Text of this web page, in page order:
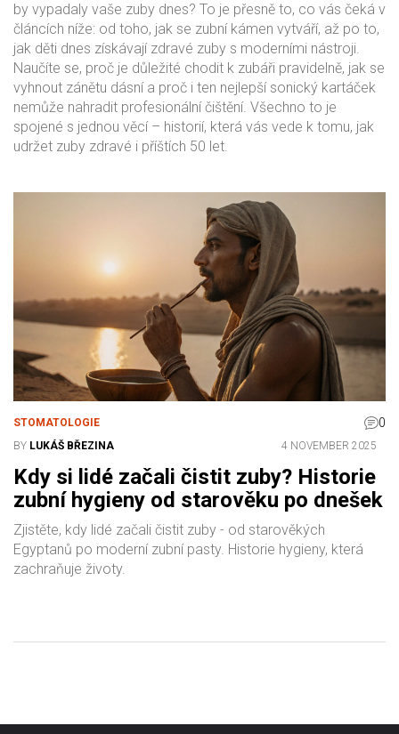
by vypadaly vaše zuby dnes? To je přesně to, co vás čeká v
článcích níže: od toho, jak se zubní kámen vytváří, až po to,
jak děti dnes získávají zdravé zuby s moderními nástroji.
Naučíte se, proč je důležité chodit k zubáři pravidelně, jak se
vyhnout zánětu dásní a proč i ten nejlepší sonický kartáček
nemůže nahradit profesionální čištění. Všechno to je
spojené s jednou věcí – historií, která vás vede k tomu, jak
udržet zuby zdravé i příštích 50 let.
STOMATOLOGIE 0
BY LUKÁŠ BŘEZINA 4 NOVEMBER 2025
Kdy si lidé začali čistit zuby? Historie
zubní hygieny od starověku po dnešek
Zjistěte, kdy lidé začali čistit zuby - od starověkých
Egyptanů po moderní zubní pasty. Historie hygieny, která
zachraňuje životy.